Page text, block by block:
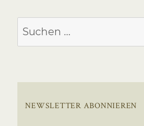
Suchen
nach:
NEWSLETTER ABONNIEREN